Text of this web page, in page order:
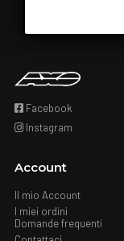
Facebook
Instagram
Account
Il mio Account
I miei ordini
Domande frequenti